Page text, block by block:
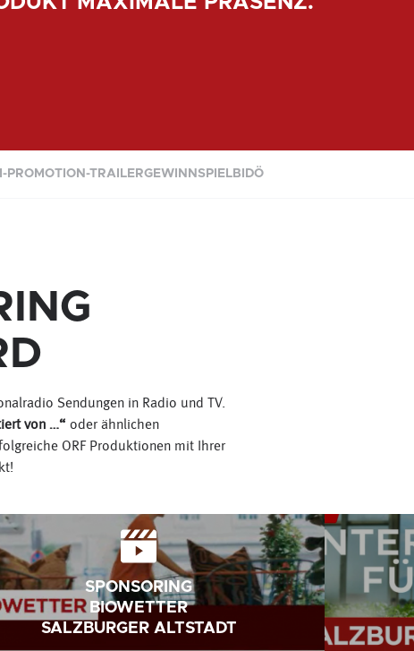
PROMOTION-TRAILERGEWINNSPIEL BIDÖ
Sendungen in Radio und TV.
von …“ oder ähnlichen
ORF Produktionen mit Ihrer
SPONSORING
BIOWETTER
SALZBURGER ALTSTADT